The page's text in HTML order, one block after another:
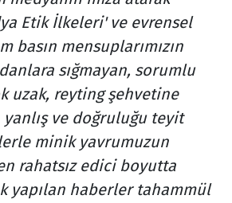
Etik İlkeleri' ve evrensel
basın mensuplarımızın
sığmayan, sorumlu
uzak, reyting şehvetine
yanlış ve doğruluğu teyit
minik yavrumuzun
rahatsız edici boyutta
yapılan haberler tahammül